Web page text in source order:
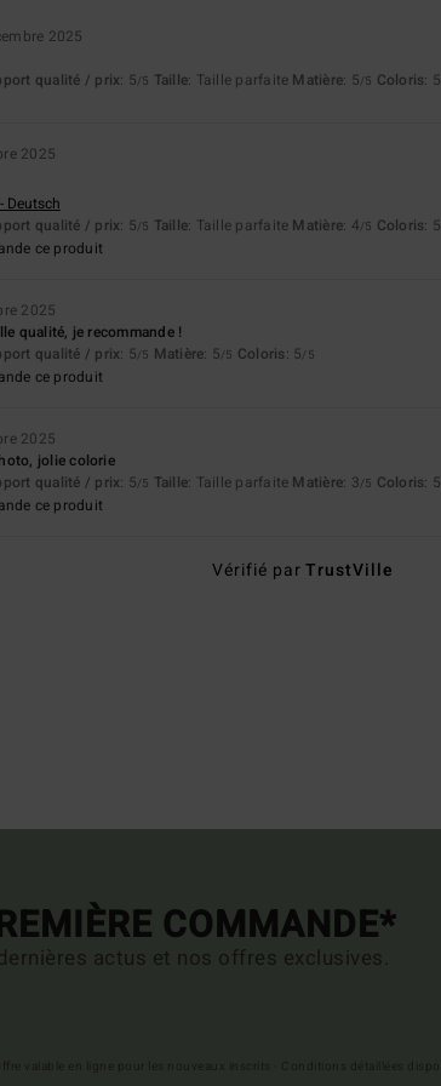
2025
qualité / prix: 5/5 Taille: Taille parfaite Matière: 5/5 Coloris: 5
2025
Deutsch
qualité / prix: 5/5 Taille: Taille parfaite Matière: 4/5 Coloris: 5
ce produit
2025
qualité, je recommande !
qualité / prix: 5/5 Matière: 5/5 Coloris: 5/5
ce produit
2025
jolie colorie
qualité / prix: 5/5 Taille: Taille parfaite Matière: 3/5 Coloris: 5
ce produit
Vérifié parTrustVille
COMMANDE*
actus et nos offres exclusives.